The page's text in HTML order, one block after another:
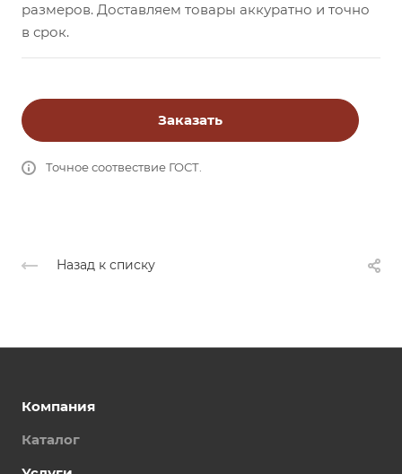
размеров. Доставляем товары аккуратно и точно
в срок.
Заказать
Точное соотвествие ГОСТ.
Назад к списку
Компания
Каталог